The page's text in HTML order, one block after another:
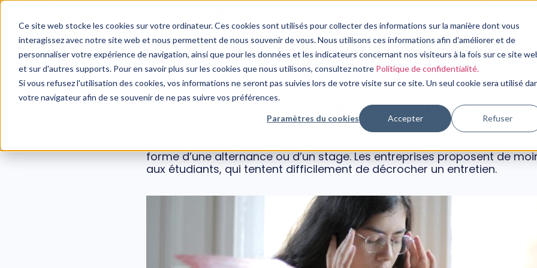
Ce site web stocke les cookies sur votre ordinateur. Ces cookies sont utilisés pour collecter des informations sur la manière dont vous
interagissez avec notre site web et nous permettent de nous souvenir de vous. Nous utilisons ces informations afin d'améliorer et de
personnaliser votre expérience de navigation, ainsi que pour les données et les indicateurs concernant nos visiteurs à la fois sur ce site
et sur d'autres supports. Pour en savoir plus sur les cookies que nous utilisons, consultez notre Politique de confidentialité.
Si vous refusez l'utilisation des cookies, vos informations ne seront pas suivies lors de votre visite sur ce site. Un seul cookie sera utilisé
votre navigateur afin de se souvenir de ne pas suivre vos préférences.
Paramètres du cookies Accepter Refuser
WEBINAIRE : Risques psychosociaux et managers : un plan de formation sur 3 mois pour moins de 3 000€➔
Nos Services Notre Expertise Nos Ressources
DÉVELOPPEMENT
Alternance : décrocher un contrat,
psychologique
16 juillet, 2020
Lorsque l’on fait des études, l’apprentissage passe souvent par un
forme d’une alternance ou d’un stage. Les entreprises proposent de
aux étudiants, qui tentent difficilement de décrocher un entretien.